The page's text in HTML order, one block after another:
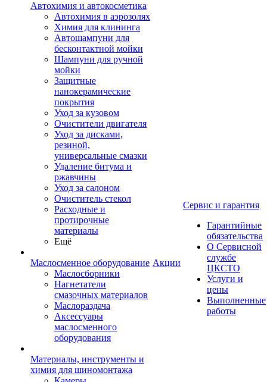
Автохимия и автокосметика
Автохимия в аэрозолях
Химия для клининга
Автошампуни для
бесконтактной мойки
Шампуни для ручной
мойки
Защитные
нанокерамические
покрытия
Уход за кузовом
Очистители двигателя
Уход за дисками,
резиной,
универсальные смазки
Удаление битума и
ржавчины
Уход за салоном
Очиститель стекол
Расходные и
протирочные
материалы
Ещё
Маслосменное оборудование
Маслосборники
Нагнетатели
смазочных материалов
Маслораздача
Аксессуары
маслосменного
оборудования
Материалы, инструменты и
химия для шиномонтажа
Акции
Сервис и гарантия
Гарантийные
обязательства
О Сервисной
службе
ЦКСТО
Услуги и
цены
Выполненные
работы